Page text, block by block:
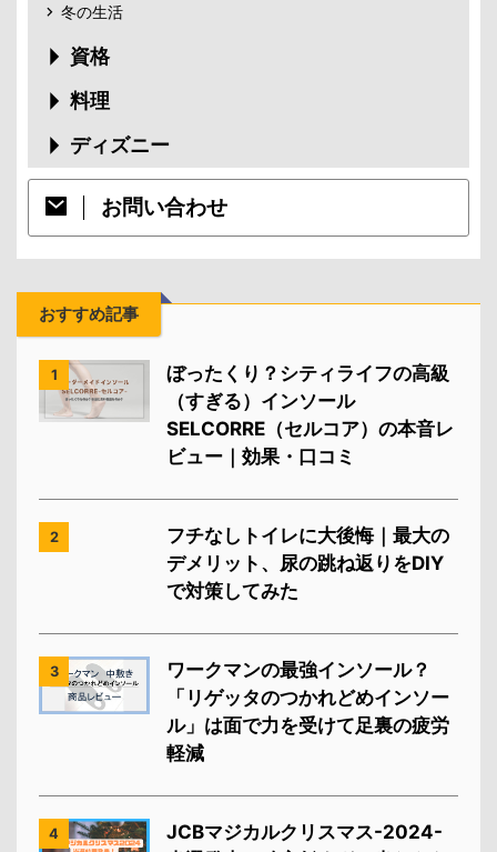
冬の生活
資格
料理
ディズニー
お問い合わせ
おすすめ記事
1
ぼったくり？シティライフの高級
（すぎる）インソール
SELCORRE（セルコア）の本音レ
ビュー｜効果・口コミ
2
フチなしトイレに大後悔｜最大の
デメリット、尿の跳ね返りをDIY
で対策してみた
3
ワークマンの最強インソール？
「リゲッタのつかれどめインソー
ル」は面で力を受けて足裏の疲労
軽減
4
JCBマジカルクリスマス-2024-